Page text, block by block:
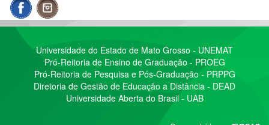
Universidade do Estado de Mato Grosso - UNEMAT
Pró-Reitoria de Ensino de Graduação - PROEG
Pró-Reitoria de Pesquisa e Pós-Graduação - PRPPG
Diretoria de Gestão de Educação a Distância - DEAD
Universidade Aberta do Brasil - UAB